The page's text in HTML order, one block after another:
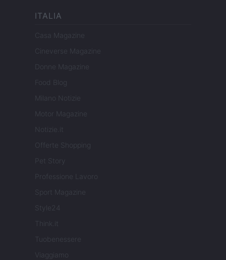
ITALIA
Casa Magazine
Cineverse Magazine
Donne Magazine
Food Blog
Milano Notizie
Motor Magazine
Notizie.it
Offerte Shopping
Pet Story
Professione Lavoro
Sport Magazine
Style24
Think.it
Tuobenessere
Viaggiamo